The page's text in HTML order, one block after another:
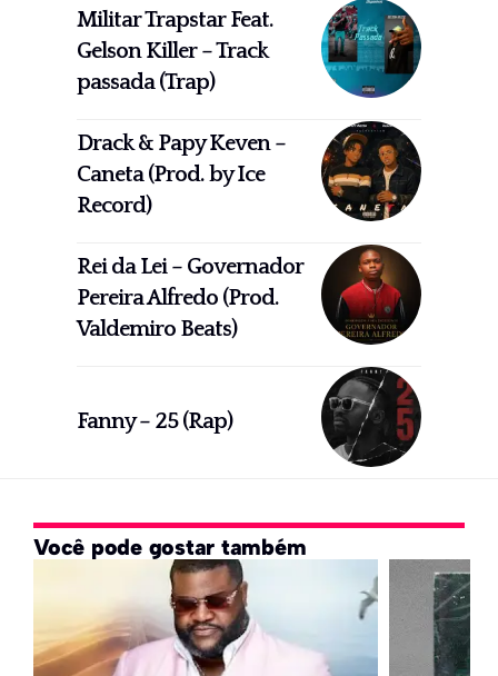
Militar Trapstar Feat.
Gelson Killer – Track
passada (Trap)
Drack & Papy Keven –
Caneta (Prod. by Ice
Record)
Rei da Lei – Governador
Pereira Alfredo (Prod.
Valdemiro Beats)
Fanny – 25 (Rap)
Você pode gostar também